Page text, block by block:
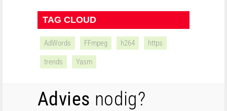
TAG CLOUD
AdWords FFmpeg h264 https
trends Yasm
Advies nodig?